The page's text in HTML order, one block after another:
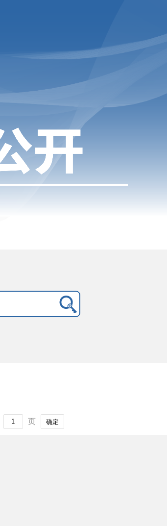
页 确定